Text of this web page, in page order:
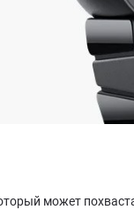
может